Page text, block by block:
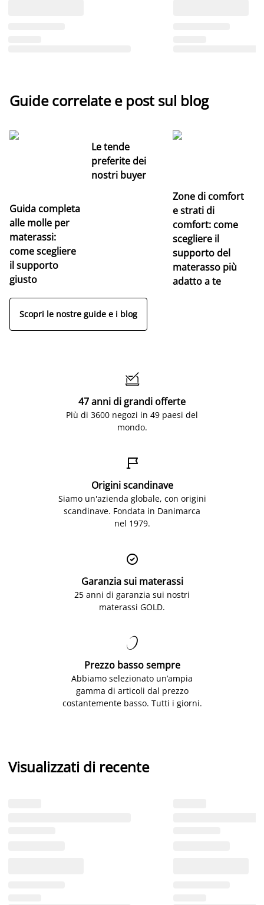
Guide correlate e post sul blog
Guida completa
alle molle per
materassi:
come scegliere
il supporto
giusto
Le tende
preferite dei
nostri buyer
Zone di comfort
e strati di
comfort: come
scegliere il
supporto del
materasso più
adatto a te
Scopri le nostre guide e i blog

47 anni di grandi offerte
Più di 3600 negozi in 49 paesi del
mondo.

Origini scandinave
Siamo un'azienda globale, con origini
scandinave. Fondata in Danimarca
nel 1979.

Garanzia sui materassi
25 anni di garanzia sui nostri
materassi GOLD.

Prezzo basso sempre
Abbiamo selezionato un’ampia
gamma di articoli dal prezzo
costantemente basso. Tutti i giorni.
Visualizzati di recente